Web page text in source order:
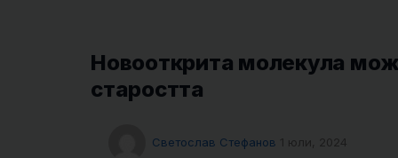
Новооткрита молекула
старостта
Светослав Стефанов 1 юли, 2024